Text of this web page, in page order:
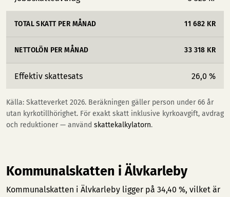
TOTAL SKATT PER MÅNAD 11 682 KR
NETTOLÖN PER MÅNAD 33 318 KR
Effektiv skattesats 26,0 %
Källa: Skatteverket 2026. Beräkningen gäller person under 66 år
utan kyrkotillhörighet. För exakt skatt inklusive kyrkoavgift, avdrag
och reduktioner — använd skattekalkylatorn.
Kommunalskatten i Älvkarleby
Kommunalskatten i Älvkarleby ligger på 34,40 %, vilket är